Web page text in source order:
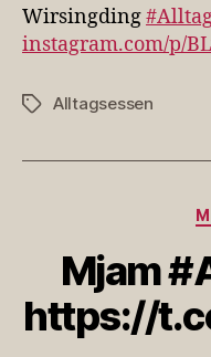
Wirsingding
instagram.com/p/
Schlagwörter
Alltagsessen
Mjam
https://